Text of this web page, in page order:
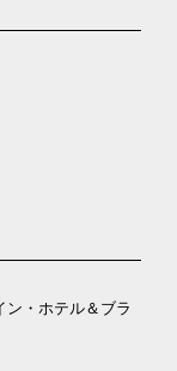
・ホテル＆ブラ